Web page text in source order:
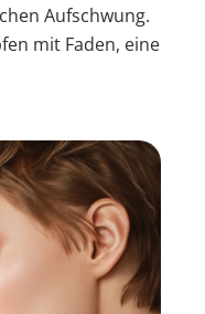
Aufschwung.
mit Faden, eine